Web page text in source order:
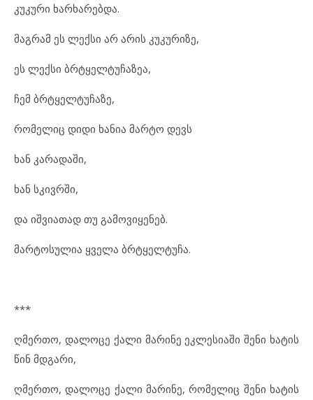
კუკური ხარხარებდა.
მაგრამ ეს ლექსი არ არის კუკურიზე,
ეს ლექსი ბრტყელტუჩაზეა,
ჩემ ბრტყელტუჩაზე,
რომელიც დიდი ხანია მარტო დევს
ხან კარადაში,
ხან სკივრში,
და იშვიათად თუ გამოვიყენებ.
მარტოსულია ყველა ბრტყელტუჩა.
***
ღმერთო, დალოცე ქალი მარინე ეკლესიაში შენი ხატის
წინ მდგარი,
ღმერთო, დალოცე ქალი მარინე, რომელიც შენი ხატის